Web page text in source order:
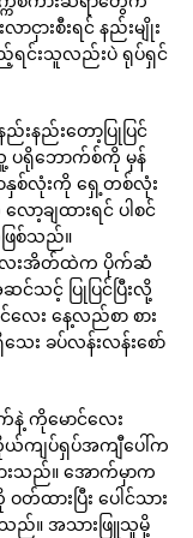
ငှားစီးရင် နည်းမျိုး
ရင်းသူလည်းပဲ ရုပ်ရှင်
ည်းတော့ပြုပြင်
သူ့ ပရိုဘောက်စ်ကို မှန်
နှစ်လုံးကို ရှေ့တစ်လုံး
ချထားရင် ပါစင်
ြစ်သည်။
လေးအိတ်ထဲက ပိုက်ဆံ
င်သင့် ပြုပြင်ပြီးလို့
ေး နေ့လည်စာ စား
ေး ခပ်လန်းလန်းစော်
နဲ့ ကိုမောင်လေး
ယ်ကျပ်ရှပ်အကျီပေါ်က
သည်။ အောက်မှာက
ထားပြီး ပေါင်သား
သည်။ အသားဖြူသူမို့